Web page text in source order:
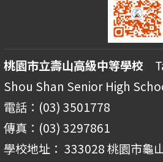
桃園市立壽山高級中等學校
Shou Shan Senior High
電話：(03) 3501778
傳真：(03) 3297861
學校地址： 333028 桃園市龜